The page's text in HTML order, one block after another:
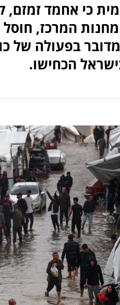
כי אחמד זמזם,
המרכז,
בפעולה של
הכחישו.